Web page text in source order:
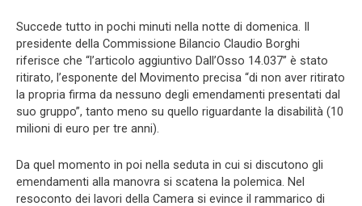
Succede tutto in pochi minuti nella notte di domenica. Il
presidente della Commissione Bilancio Claudio Borghi
riferisce che “l’articolo aggiuntivo Dall’Osso 14.037” è stato
ritirato, l’esponente del Movimento precisa “di non aver ritirato
la propria firma da nessuno degli emendamenti presentati dal
suo gruppo”, tanto meno su quello riguardante la disabilità (10
milioni di euro per tre anni).
Da quel momento in poi nella seduta in cui si discutono gli
emendamenti alla manovra si scatena la polemica. Nel
resoconto dei lavori della Camera si evince il rammarico di